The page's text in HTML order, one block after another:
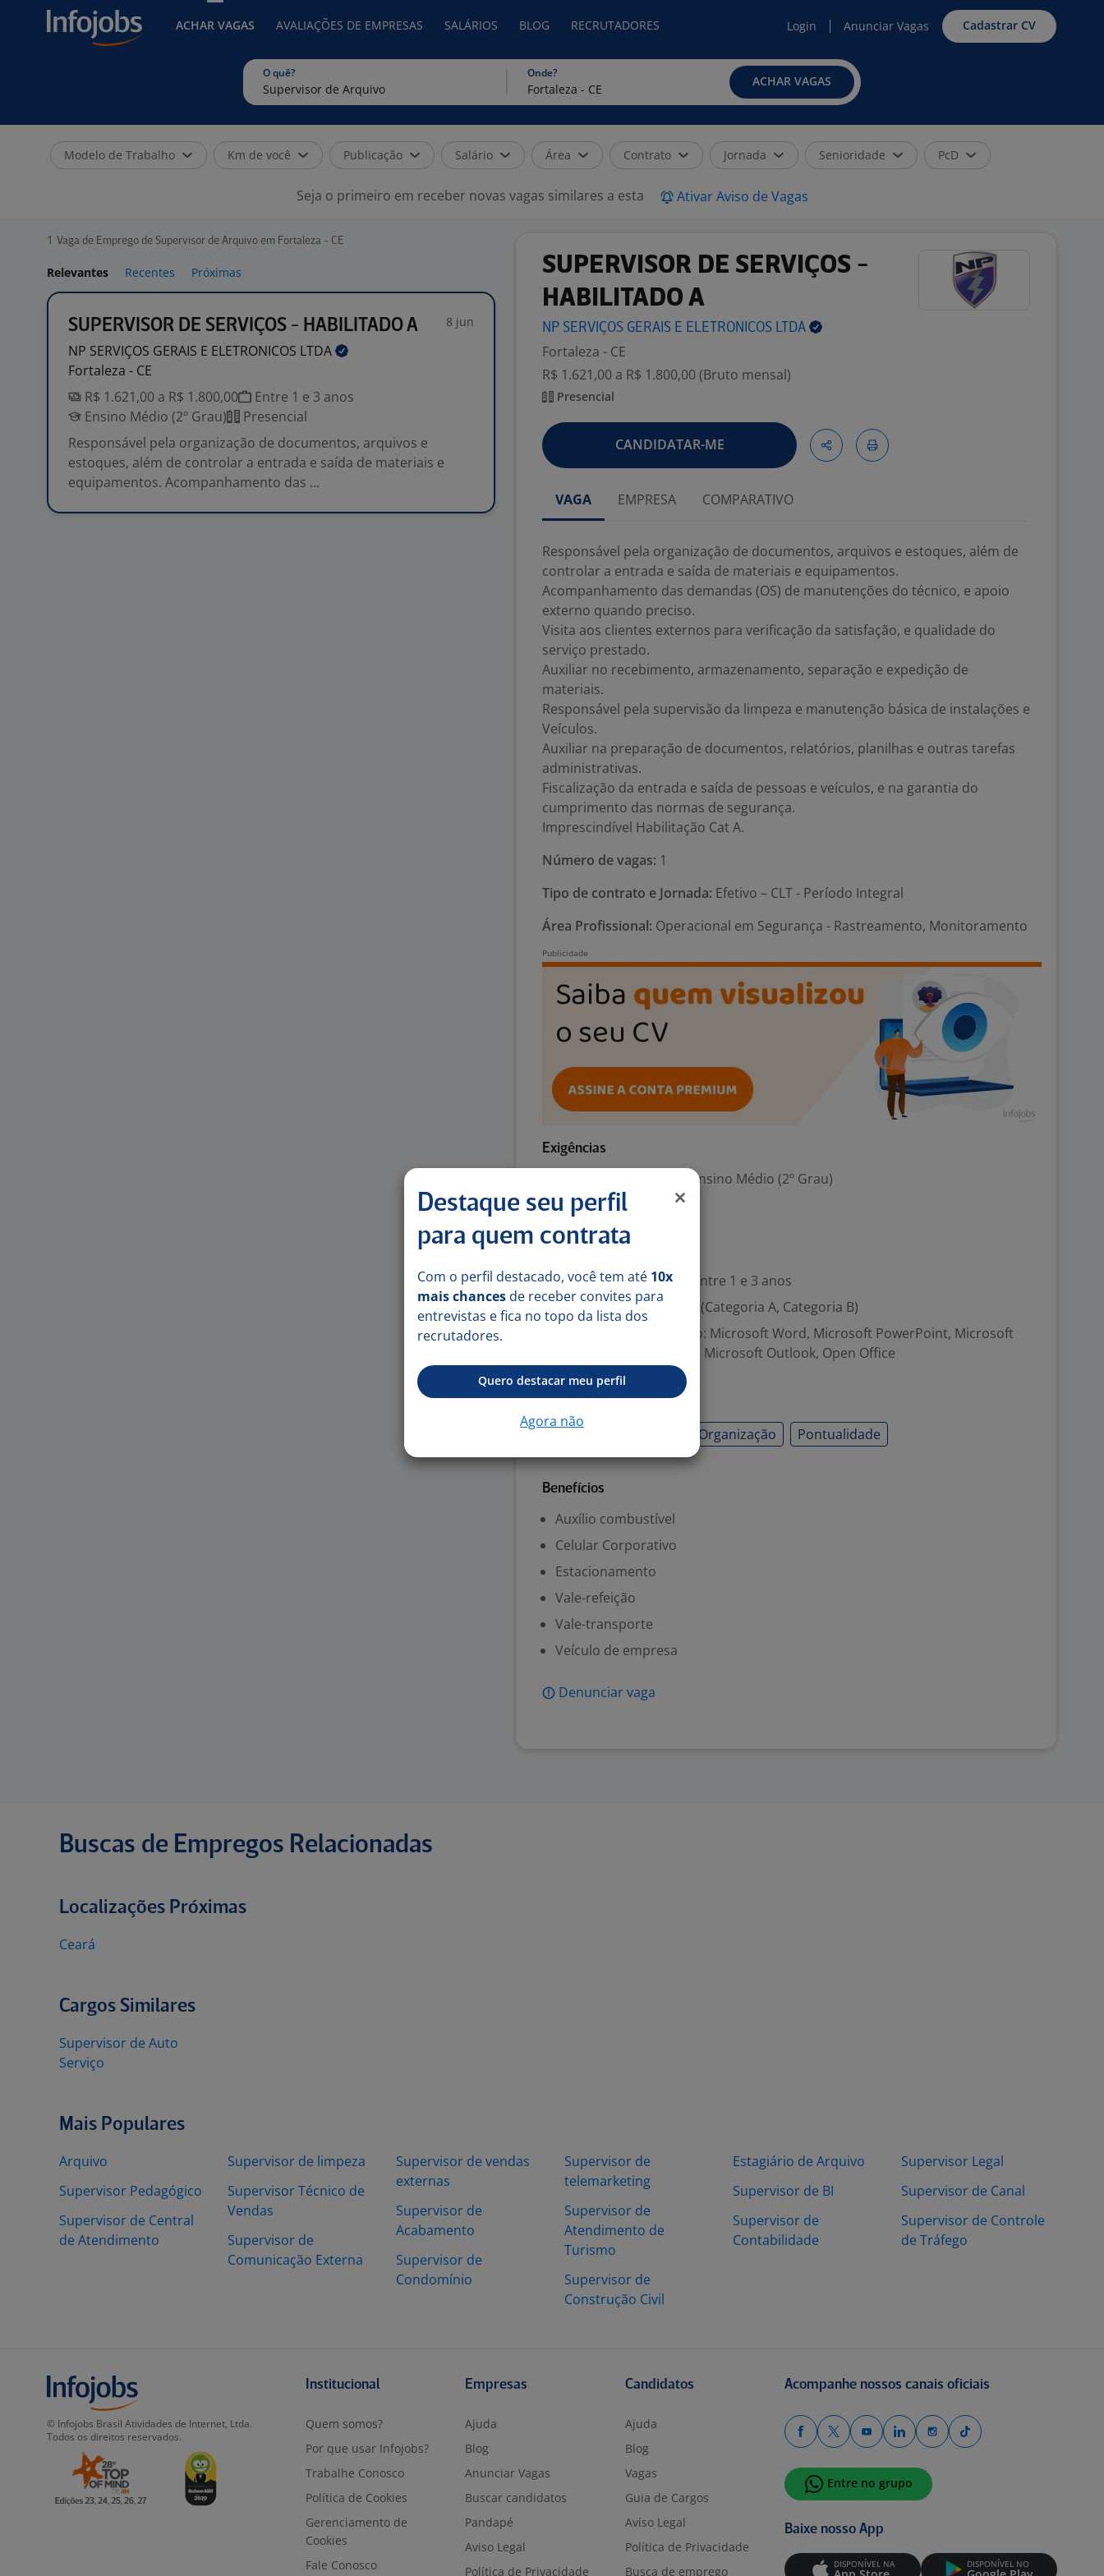
ACHAR VAGAS AVALIAÇÕES DE EMPRESAS SALÁRIOS BLOG RECRUTADORES Login Anunciar Vagas Cadastrar CV
O quê? Onde?
ACHAR VAGAS
Modelo de Trabalho Km de você Publicação Salário Área Contrato Jornada Senioridade PcD
Seja o primeiro em receber novas vagas similares a esta Ativar Aviso de Vagas
1 Vaga de Emprego de Supervisor de Arquivo em Fortaleza - CE
Relevantes Recentes Próximas
SUPERVISOR DE SERVIÇOS - HABILITADO A 8 jun
NP SERVIÇOS GERAIS E ELETRONICOS LTDA
Fortaleza - CE
R$ 1.621,00 a R$ 1.800,00
Entre 1 e 3 anos
Ensino Médio (2º Grau)
Presencial
Responsável pela organização de documentos, arquivos e
estoques, além de controlar a entrada e saída de materiais e
equipamentos. Acompanhamento das ...
SUPERVISOR DE SERVIÇOS -
HABILITADO A
NP SERVIÇOS GERAIS E ELETRONICOS LTDA
Fortaleza - CE
R$ 1.621,00 a R$ 1.800,00 (Bruto mensal)
Presencial
CANDIDATAR-ME
VAGA EMPRESA COMPARATIVO
Responsável pela organização de documentos, arquivos e estoques, além de
controlar a entrada e saída de materiais e equipamentos.
Acompanhamento das demandas (OS) de manutenções do técnico, e apoio
externo quando preciso.
Visita aos clientes externos para verificação da satisfação, e qualidade do
serviço prestado.
Auxiliar no recebimento, armazenamento, separação e expedição de
materiais.
Responsável pela supervisão da limpeza e manutenção básica de instalações e
Veículos.
Auxiliar na preparação de documentos, relatórios, planilhas e outras tarefas
administrativas.
Fiscalização da entrada e saída de pessoas e veículos, e na garantia do
cumprimento das normas de segurança.
Imprescindível Habilitação Cat A.
Número de vagas: 1
Tipo de contrato e Jornada: Efetivo – CLT - Período Integral
Área Profissional: Operacional em Segurança - Rastreamento, Monitoramento
Exigências
Escolaridade Mínima: Ensino Médio (2º Grau)
Português (Avançado)
Experiência desejada: Entre 1 e 3 anos
Habilitação para dirigir (Categoria A, Categoria B)
Aplicações de Escritório: Microsoft Word, Microsoft PowerPoint, Microsoft
Excel, Microsoft Access, Microsoft Outlook, Open Office
Habilidades
Organização Pontualidade
Benefícios
Auxílio combustível
Celular Corporativo
Estacionamento
Vale-refeição
Vale-transporte
Veículo de empresa
Denunciar vaga
Buscas de Empregos Relacionadas
Localizações Próximas
Ceará
Cargos Similares
Supervisor de Auto
Serviço
Mais Populares
Arquivo
Supervisor Pedagógico
Supervisor de Central
de Atendimento
Supervisor de limpeza
Supervisor Técnico de
Vendas
Supervisor de
Comunicação Externa
Supervisor de vendas
externas
Supervisor de
Acabamento
Supervisor de
Condomínio
Supervisor de
telemarketing
Supervisor de
Atendimento de
Turismo
Supervisor de
Construção Civil
Estagiário de Arquivo
Supervisor de BI
Supervisor de
Contabilidade
Supervisor Legal
Supervisor de Canal
Supervisor de Controle
de Tráfego
Destaque seu perfil
para quem contrata
Com o perfil destacado, você tem até 10x
mais chances de receber convites para
entrevistas e fica no topo da lista dos
recrutadores.
Quero destacar meu perfil
Agora não
© Infojobs Brasil Atividades de Internet, Ltda.
Todos os direitos reservados.
Institucional
Quem somos?
Por que usar Infojobs?
Trabalhe Conosco
Política de Cookies
Gerenciamento de
Cookies
Fale Conosco
Empresas
Ajuda
Blog
Anunciar Vagas
Buscar candidatos
Pandapé
Aviso Legal
Política de Privacidade
Candidatos
Ajuda
Blog
Vagas
Guia de Cargos
Aviso Legal
Política de Privacidade
Busca de emprego
Acompanhe nossos canais oficiais
Entre no grupo
Baixe nosso App
DISPONÍVEL NA DISPONÍVEL NO